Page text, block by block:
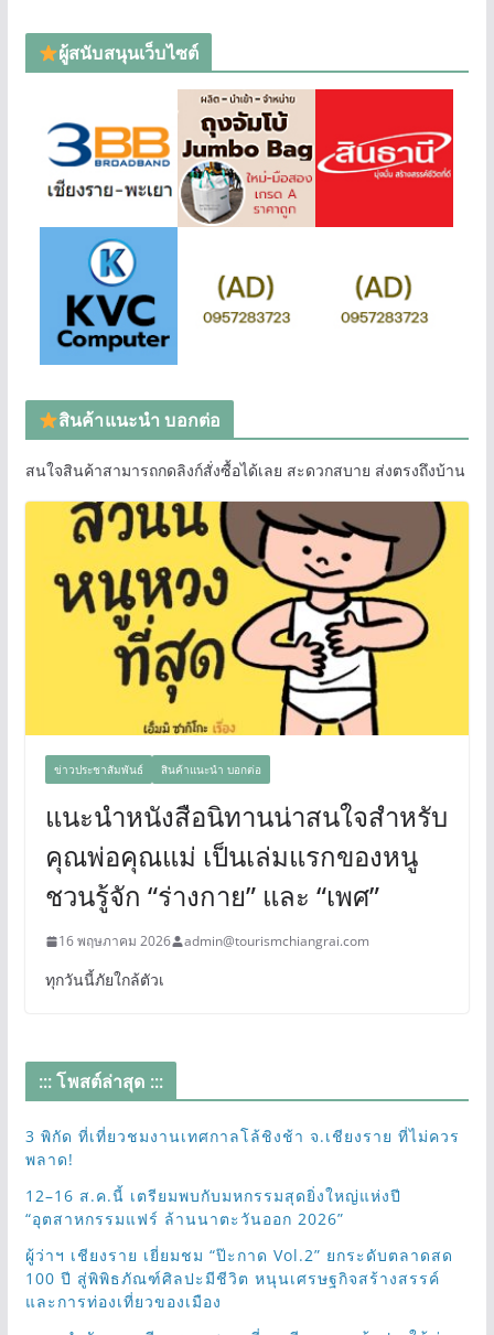
ผู้สนับสนุนเว็บไซต์
สินค้าแนะนำ บอกต่อ
สนใจสินค้าสามารถกดลิงก์สั่งซื้อได้เลย สะดวกสบาย ส่งตรงถึงบ้าน
ข่าวประชาสัมพันธ์ สินค้าแนะนำ บอกต่อ
แนะนำหนังสือนิทานน่าสนใจสำหรับ
คุณพ่อคุณแม่ เป็นเล่มแรกของหนู
ชวนรู้จัก “ร่างกาย” และ “เพศ”
16 พฤษภาคม 2026 admin@tourismchiangrai.com
ทุกวันนี้ภัยใกล้ตัวเ
::: โพสต์ล่าสุด :::
3 พิกัด ที่เที่ยวชมงานเทศกาลโล้ชิงช้า จ.เชียงราย ที่ไม่ควร
พลาด!
12–16 ส.ค.นี้ เตรียมพบกับมหกรรมสุดยิ่งใหญ่แห่งปี
“อุตสาหกรรมแฟร์ ล้านนาตะวันออก 2026”
ผู้ว่าฯ เชียงราย เยี่ยมชม “ป๊ะกาด Vol.2” ยกระดับตลาดสด
100 ปี สู่พิพิธภัณฑ์ศิลปะมีชีวิต หนุนเศรษฐกิจสร้างสรรค์
และการท่องเที่ยวของเมือง